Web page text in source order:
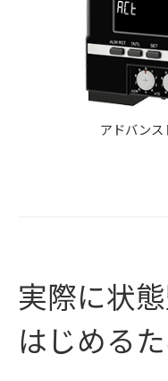
アドバンス
実際に状
はじめる